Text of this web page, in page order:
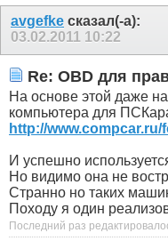
avgefke сказал(-а):
03.02.2011 10:22
Re: OBD для
На основе этой даже
компьютера для
http://
И успешно
Но видимо она не
Странно но таких
Походу я один
Последний раз